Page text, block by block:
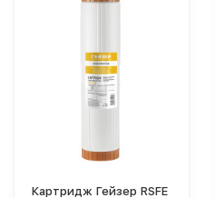
Картридж Гейзер RSFE